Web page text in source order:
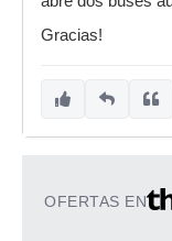
Gracias!
OFERTAS EN